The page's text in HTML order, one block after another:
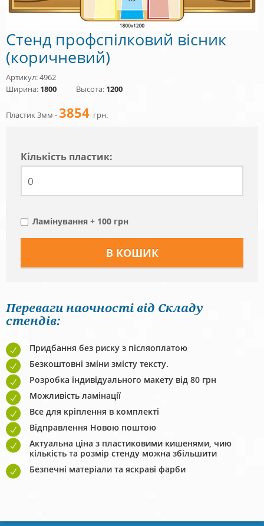
Стенд профспілковий вісник
(коричневий)
Артикул: 4962
Ширина: 1800 Высота: 1200
Пластик 3мм -3854 грн.
Кiлькiсть пластик:
Ламінування + 100 грн
Переваги наочності від Складу
стендів:
Придбання без риску з післяоплатою
Безкоштовні зміни змісту тексту.
Розробка індивідуального макету від 80 грн
Можливість ламінації
Все для кріплення в комплекті
Відправлення Новою поштою
Актуальна ціна з пластиковими кишенями, чию
кількість та розмір стенду можна збільшити
Безпечні матеріали та яскраві фарби